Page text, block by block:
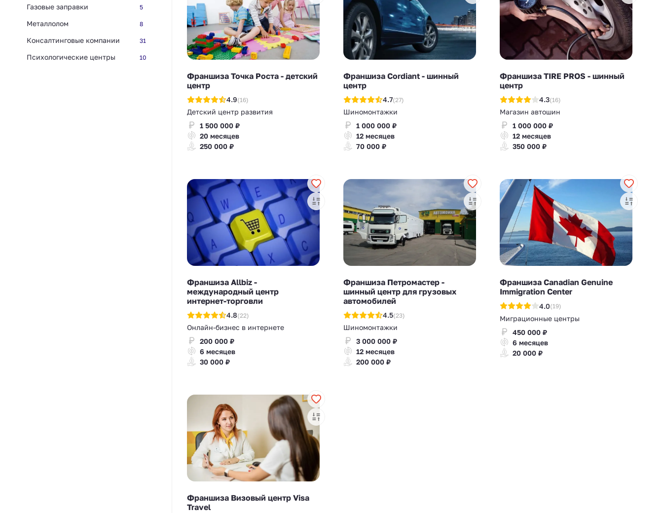
Газовые заправки 5
Металлолом 8
Консалтинговые компании 31
Психологические центры 10
Франшиза Точка Роста - детский
центр
4.9(16)
Детский центр развития
1 500 000 ₽
20 месяцев
250 000 ₽
Франшиза Cordiant - шинный
центр
4.7(27)
Шиномонтажки
1 000 000 ₽
12 месяцев
70 000 ₽
Франшиза TIRE PROS - шинный
центр
4.3(16)
Магазин автошин
1 000 000 ₽
12 месяцев
350 000 ₽
Франшиза Allbiz -
международный центр
интернет-торговли
4.8(22)
Онлайн-бизнес в интернете
200 000 ₽
6 месяцев
30 000 ₽
Франшиза Петромастер -
шинный центр для грузовых
автомобилей
4.5(23)
Шиномонтажки
3 000 000 ₽
12 месяцев
200 000 ₽
Франшиза Canadian Genuine
Immigration Center
4.0(19)
Миграционные центры
450 000 ₽
6 месяцев
20 000 ₽
Франшиза Визовый центр Visa
Travel